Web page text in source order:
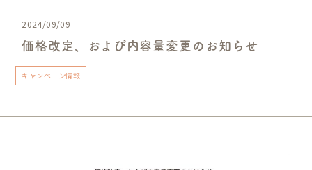
2024/09/09
価格改定、および内容量変更のお知らせ
キャンペーン情報